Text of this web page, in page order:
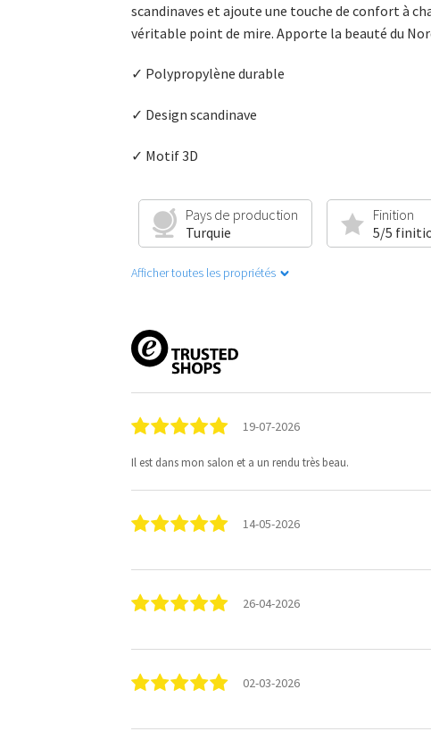
scandinaves et ajoute une touche de confort à
véritable point de mire. Apporte la beauté du
✓ Polypropylène durable
✓ Design scandinave
✓ Motif 3D
Pays de production
Turquie
Finition
5/5
Afficher toutes les propriétés
19-07-2026
Il est dans mon salon et a un rendu très beau.
14-05-2026
26-04-2026
02-03-2026